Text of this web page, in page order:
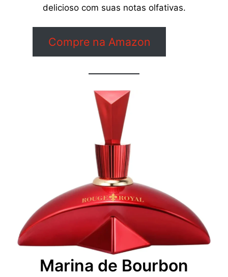
delicioso com suas notas olfativas.
Compre na Amazon
Marina de Bourbon